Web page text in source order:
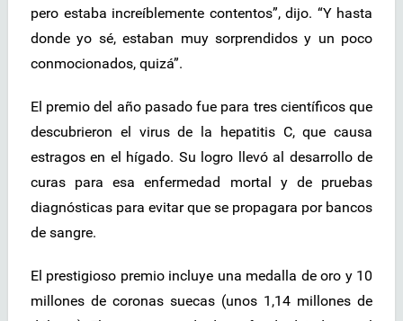
pero estaba increíblemente contentos”, dijo. “Y hasta
donde yo sé, estaban muy sorprendidos y un poco
conmocionados, quizá”.
El premio del año pasado fue para tres científicos que
descubrieron el virus de la hepatitis C, que causa
estragos en el hígado. Su logro llevó al desarrollo de
curas para esa enfermedad mortal y de pruebas
diagnósticas para evitar que se propagara por bancos
de sangre.
El prestigioso premio incluye una medalla de oro y 10
millones de coronas suecas (unos 1,14 millones de